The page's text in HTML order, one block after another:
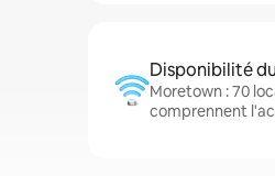
Disponibilité
Moretown : 70
comprennent